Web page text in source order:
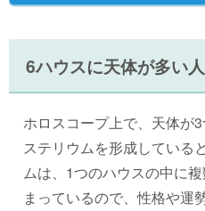
6ハウスに天体が多い
ホロスコープ上で、天体が3
ステリウムを形成している
ムは、1つのハウスの中に
まっているので、性格や運